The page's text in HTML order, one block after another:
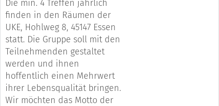
Die min. 4 Treffen jährlich
finden in den Räumen der
UKE, Hohlweg 8, 45147 Essen
statt. Die Gruppe soll mit den
Teilnehmenden gestaltet
werden und ihnen
hoffentlich einen Mehrwert
ihrer Lebensqualität bringen.
Wir möchten das Motto der